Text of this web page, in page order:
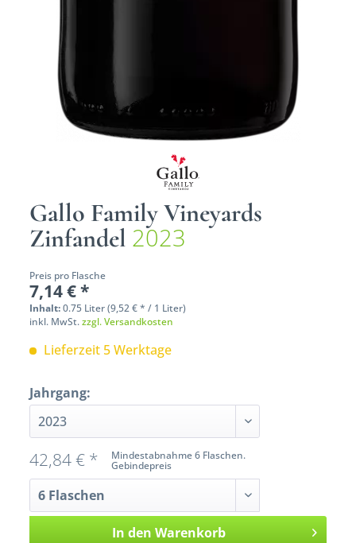
Gallo Family Vineyards
Zinfandel 2023
Preis pro Flasche
7,14 € *
Inhalt:0.75 Liter (9,52 € * / 1 Liter)
inkl. MwSt.zzgl. Versandkosten
Lieferzeit 5 Werktage
Jahrgang:
Mindestabnahme 6 Flaschen.
Gebindepreis
42,84 € *
In den Warenkorb